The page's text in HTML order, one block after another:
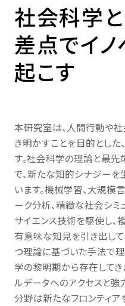
研究・産学連携
グローバル
入学案内
学生生活・キャリア
受験生
卒業生
一般
社会科学
差点でイ
起こす
本研究室は、人間行動や
き明かすことを目的とし
す。社会科学の理論と最
で、新たな知的シナジーを
います。機械学習、大規模
ーク分析、精緻な社会シミ
サイエンス技術を駆使し、
有意味な知見を引き出し
つ理論に基づいた手法で
学の黎明期から存在してき
ルデータへのアクセスと強
分野は新たなフロンティア